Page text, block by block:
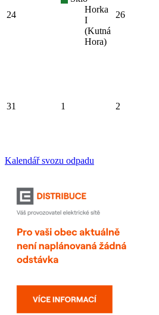
24
Horka
I
(Kutná
Hora)
26
31 1 2
Kalendář svozu odpadu